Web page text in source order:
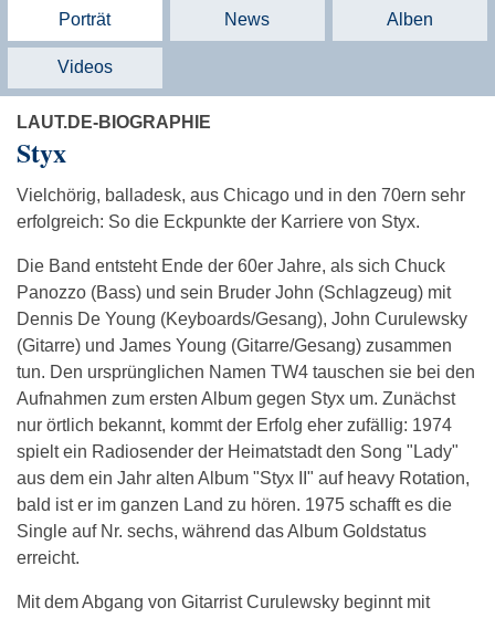
Porträt News Alben
Videos
LAUT.DE-BIOGRAPHIE
Styx
Vielchörig, balladesk, aus Chicago und in den 70ern sehr
erfolgreich: So die Eckpunkte der Karriere von Styx.
Die Band entsteht Ende der 60er Jahre, als sich Chuck
Panozzo (Bass) und sein Bruder John (Schlagzeug) mit
Dennis De Young (Keyboards/Gesang), John Curulewsky
(Gitarre) und James Young (Gitarre/Gesang) zusammen
tun. Den ursprünglichen Namen TW4 tauschen sie bei den
Aufnahmen zum ersten Album gegen Styx um. Zunächst
nur örtlich bekannt, kommt der Erfolg eher zufällig: 1974
spielt ein Radiosender der Heimatstadt den Song "Lady"
aus dem ein Jahr alten Album "Styx II" auf heavy Rotation,
bald ist er im ganzen Land zu hören. 1975 schafft es die
Single auf Nr. sechs, während das Album Goldstatus
erreicht.
Mit dem Abgang von Gitarrist Curulewsky beginnt mit